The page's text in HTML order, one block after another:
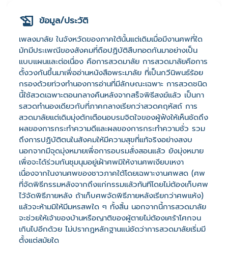
ข้อมูล/ประวัติ
เพลงมาลัย ในจังหวัดของภาคใต้นั้นแต่เดิมเมื่อมีงานศพที่ใด
มักมีประเพณีของสังคมที่ถือปฏิบัติสืบทอดกันมาอย่างเป็น
แบบแผนและต่อเนื่อง คือการสวดมาลัย การสวดมาลัยคือการ
ตั้งวงกันขึ้นมาเพื่ออ่านหนังสือพระมาลัย ที่เป็นกวีนิพนธ์ร้อย
กรองด้วยท่วงทํานองการอ่านที่มีลักษณะเฉพาะ การสวดชนิด
นี้ใช้สวดเฉพาะตอนกลางคืนหลังจากสร็จพิธีสงฆ์แล้ว เป็นกา
รสวดทํานองเดียวกับที่ภาคกลางเรียกว่าสวดคฤหัสถ์ การ
สวดมาลัยแต่เดิมมุ่งตักเตือนอบรมจิตใจของผู้ฟังให้เห็นชัดถึง
ผลของการกระทําความดีและผลของการกระทําความชั่ว รวม
ถึงการปฏิบัติตนในสังคมให้มีความสุขที่แท้จริงอย่างสงบ
นอกจากมีจุดมุ่งหมายเพื่อการอบรมสั่งสอนแล้ว ยังมุ่งหมาย
เพื่อจะได้ร่วมกันชุมนุมอยู่เฝ้าศพมิให้งานศพเงียบเหงา
เนื่องจากในงานศพของชาวภาคใต้โดยเฉพาะงานศพสด (ศพ
ที่จัดพิธีกรรมหลังจากถึงแก่กรรมแล้วทันทีโดยไม่ต้องเก็บศพ
ไว้จัดพิธีภายหลัง ถ้าเก็บศพจัดพิธีภายหลังเรียกว่าศพแห้ง)
แล้วจะห้ามมิให้มีมหรสพใด ๆ ทั้งสิ้น นอกจากนี้การสวดมาลัย
จะช่วยให้เจ้าของบ้านหรือญาติของผู้ตายไม่ต้องเศร้าโศกจน
เกินไปอีกด้วย ไม่ปรากฏหลักฐานแน่ชัดว่าการสวดมาลัยเริ่มมี
ตั้งแต่สมัยใด